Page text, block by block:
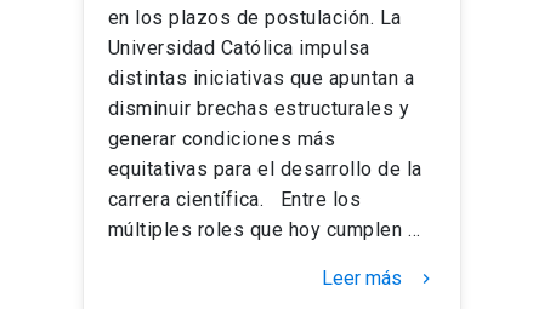
en los plazos de postulación. La
Universidad Católica impulsa
distintas iniciativas que apuntan a
disminuir brechas estructurales y
generar condiciones más
equitativas para el desarrollo de la
carrera científica. Entre los
múltiples roles que hoy cumplen …
Leer más keyboard_arrow_right